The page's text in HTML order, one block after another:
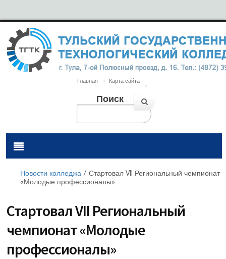
Главная Карта сайта
Поиск
Новости колледжа / Стартовал VII Региональный чемпионат
«Молодые профессионалы»
Стартовал VII Региональный
чемпионат «Молодые
профессионалы»